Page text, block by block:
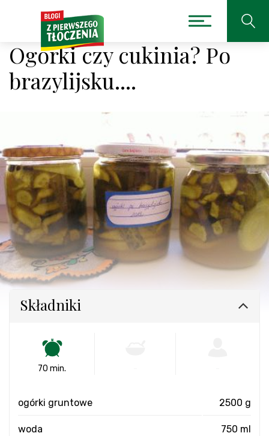
Ogórki czy cukinia? Po
brazylijsku....
Składniki
70 min.
ogórki gruntowe 2500 g
woda 750 ml